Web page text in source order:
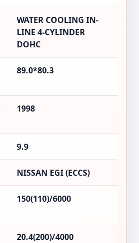
WATER COOLING IN-
LINE 4-CYLINDER
DOHC
89.0*80.3
1998
9.9
NISSAN EGI (ECCS)
150(110)/6000
20.4(200)/4000